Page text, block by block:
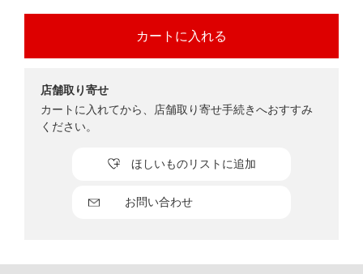
お問い合わせ
ほしいものリストに追加
店舗取り寄せ
カートに入れてから、店舗取り寄せ手続きへおすすみ
ください。